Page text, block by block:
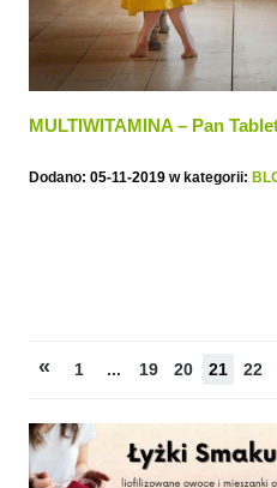
MULTIWITAMINA – Pan
Dodano: 05-11-2019 w kategorii:
« 1 ... 19 20 21 22